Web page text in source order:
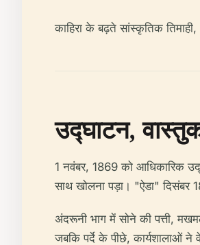
काहिरा के बढ़ते सांस्कृतिक
उद्घाटन,
1 नवंबर, 1869 को आधिकारिक
साथ खोलना पड़ा। "ऐडा" दिसंबर
अंदरूनी भाग में सोने की पत्ती,
जबकि पर्दे के पीछे, कार्यशालाओं ने